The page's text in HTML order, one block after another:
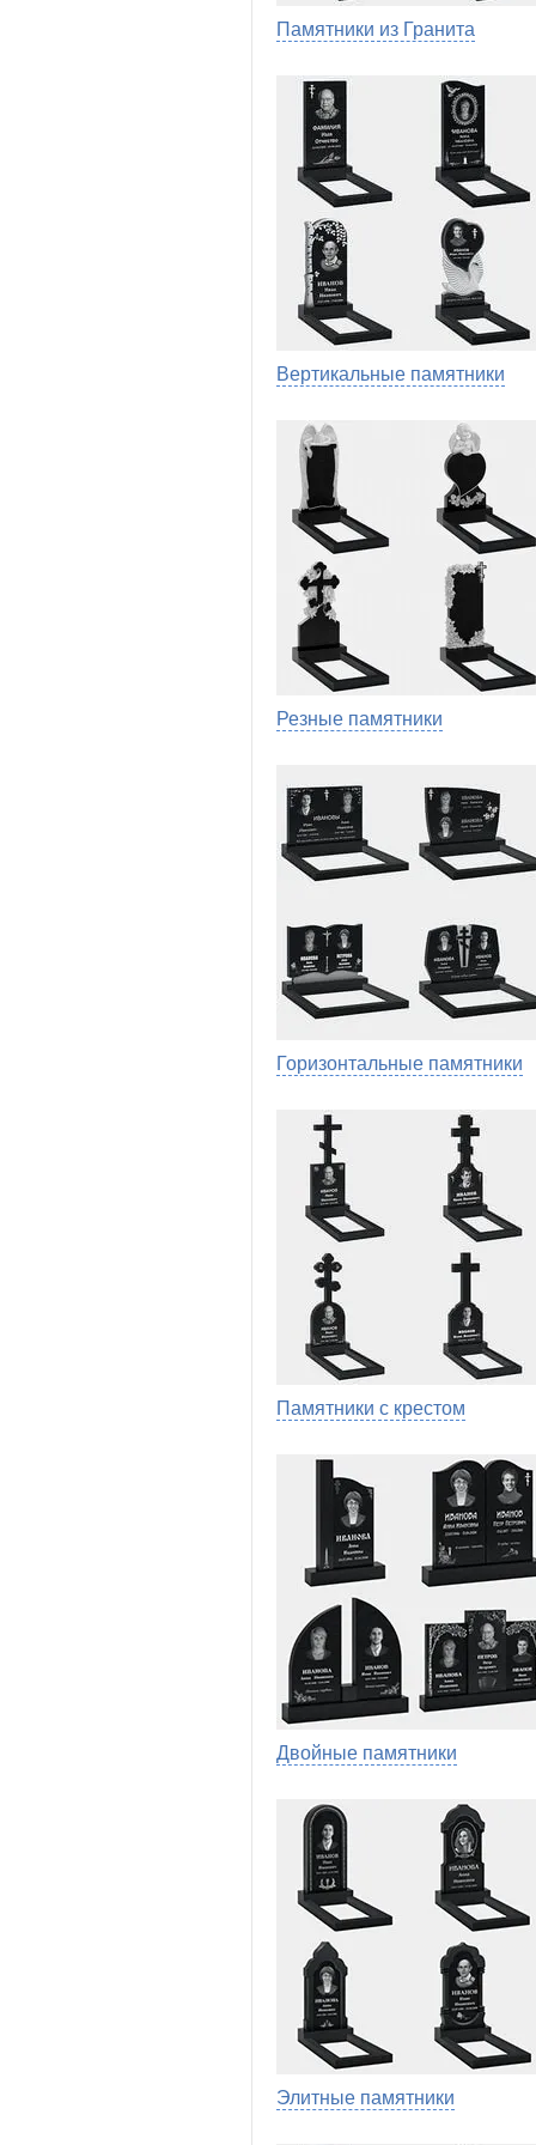
Памятники из Гранита
Вертикальные памятники
Резные памятники
Горизонтальные памятники
Памятники с крестом
Двойные памятники
Элитные памятники